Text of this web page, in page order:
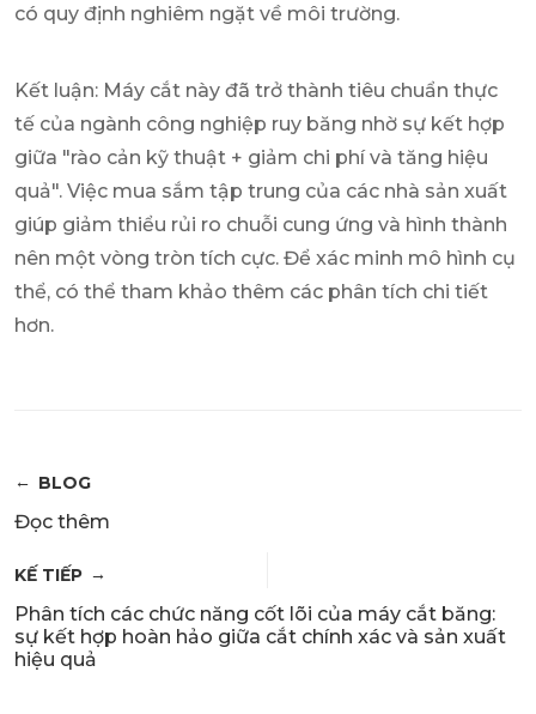
có quy định nghiêm ngặt về môi trường.
Kết luận: Máy cắt này đã trở thành tiêu chuẩn thực
tế của ngành công nghiệp ruy băng nhờ sự kết hợp
giữa "rào cản kỹ thuật + giảm chi phí và tăng hiệu
quả". Việc mua sắm tập trung của các nhà sản xuất
giúp giảm thiểu rủi ro chuỗi cung ứng và hình thành
nên một vòng tròn tích cực. Để xác minh mô hình cụ
thể, có thể tham khảo thêm các phân tích chi tiết
hơn.
BLOG
Đọc thêm
KẾ TIẾP
Phân tích các chức năng cốt lõi của máy cắt băng:
sự kết hợp hoàn hảo giữa cắt chính xác và sản xuất
hiệu quả